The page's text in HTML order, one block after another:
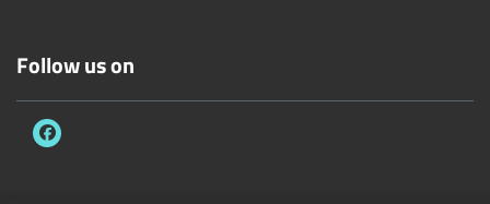
Follow us on